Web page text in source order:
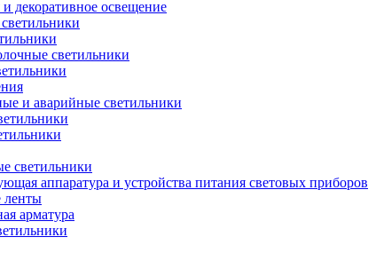
декоративное освещение
светильники
и аварийные светильники
светильники
аппаратура и устройства питания световых приборов
ленты
арматура